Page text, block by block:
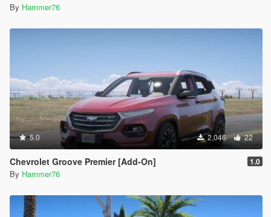
By Hammer76
5.0 2,046 22
Chevrolet Groove Premier [Add-On] 1.0
By Hammer76